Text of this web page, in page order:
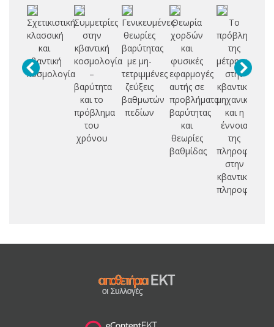
Σχετικιστική
κλασσική
και
κβαντική
κοσμολογία
Συμμετρίες
στην
κβαντική
κοσμολογία
–
βαρύτητα
και το
πρόβλημα
του
χρόνου
Γενικευμένες
θεωρίες
βαρύτητας
με μη-
τετριμμένες
ζεύξεις
βαθμωτών
πεδίων
Θεωρία
χορδών
και
φυσικές
εφαρμογές
αυτής σε
προβλήματα
βαρύτητας
και
θεωρίες
βαθμίδας
Το
πρόβλημα
της
μέτρησης
στην
κβαντική
μηχανική
και η
έννοια
της
πληροφορίας
στην
κβαντική
πληροφορική